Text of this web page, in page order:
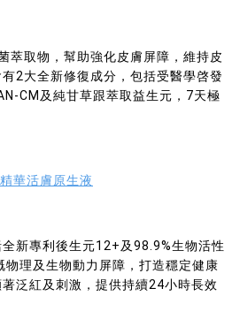
萃取物，幫助強化皮膚屏障，維持皮
2大全新修復成分，包括受醫學啓發
CM及純甘草跟萃取益生元，7天極
華活膚原生液
新專利後生元12+及98.9%生物活性
物理及生物動力屏障，打造穩定健康
泛紅及刺激，提供持續24小時長效